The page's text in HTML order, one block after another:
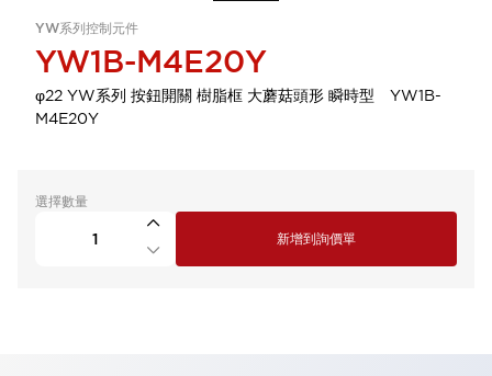
YW系列控制元件
YW1B-M4E20Y
φ22 YW系列 按鈕開關 樹脂框 大蘑菇頭形 瞬時型 YW1B-
M4E20Y
選擇數量
新增到詢價單